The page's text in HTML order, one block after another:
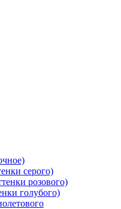
серого)
розового)
голубого)